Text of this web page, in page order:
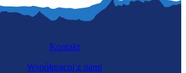
Kontakt
Współpracuj z nami